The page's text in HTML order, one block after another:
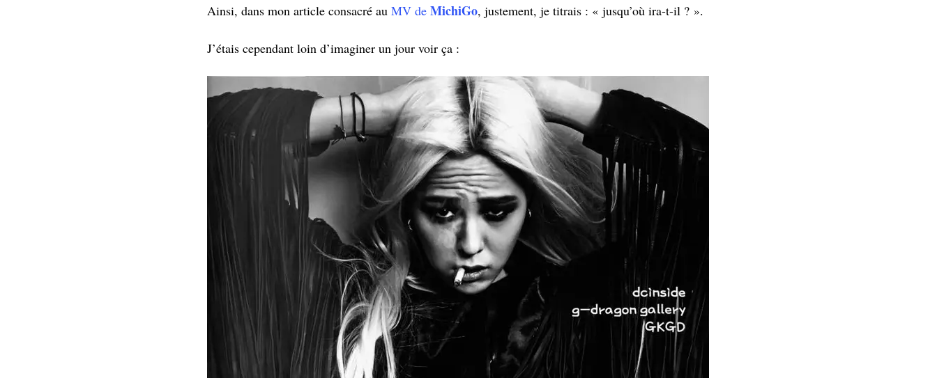
Ainsi, dans mon article consacré au MV de MichiGo, justement, je titrais : « jusqu’où ira-t-il ? ».
J’étais cependant loin d’imaginer un jour voir ça :